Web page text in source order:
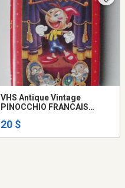
VHS Antique Vintage
PINOCCHIO FRANCAIS
PUPPET ANIMATION
20 $